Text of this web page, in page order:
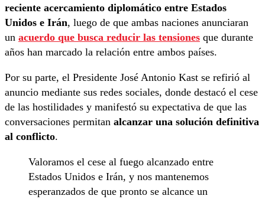
reciente acercamiento diplomático entre Estados
Unidos e Irán, luego de que ambas naciones anunciaran
un acuerdo que busca reducir las tensiones que durante
años han marcado la relación entre ambos países.
Por su parte, el Presidente José Antonio Kast se refirió al
anuncio mediante sus redes sociales, donde destacó el cese
de las hostilidades y manifestó su expectativa de que las
conversaciones permitan alcanzar una solución definitiva
al conflicto.
Valoramos el cese al fuego alcanzado entre
Estados Unidos e Irán, y nos mantenemos
esperanzados de que pronto se alcance un